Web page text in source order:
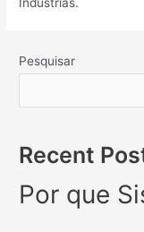
Pesquisar
Recent
Por que